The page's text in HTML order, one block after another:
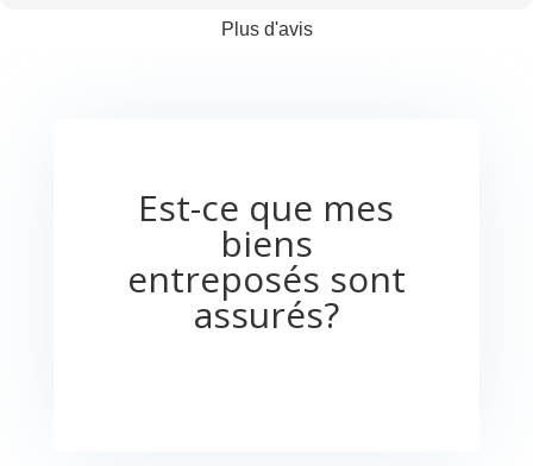
Plus d'avis
Est-ce que mes
biens
entreposés sont
assurés?